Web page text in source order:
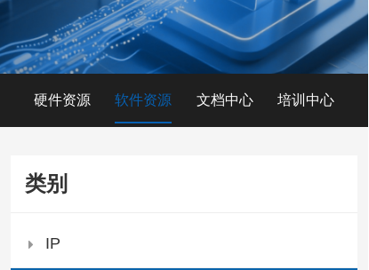
边缘计算
数据中心
资源与支持
硬件资源 软件资源 文档中心 培训中心
类别
IP